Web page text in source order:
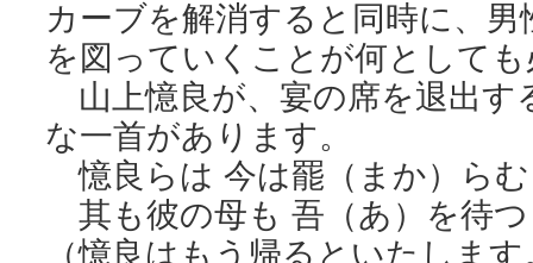
カーブを解消すると同時に、
を図っていくことが何として
山上憶良が、宴の席を退出す
な一首があります。
憶良らは 今は罷（まか）ら
其も彼の母も 吾（あ）を待
（憶良はもう帰るといたしま